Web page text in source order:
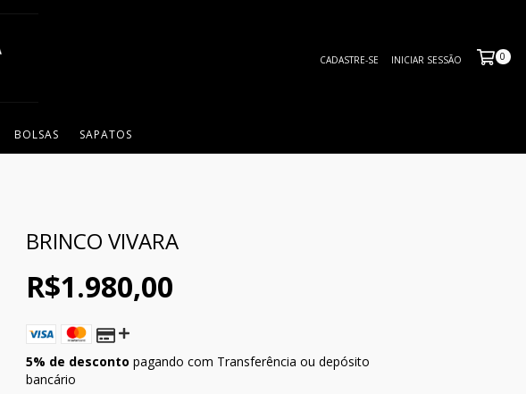
CADASTRE-SE INICIAR SESSÃO 0
BOLSAS SAPATOS
BRINCO VIVARA
R$1.980,00
5% de desconto pagando com Transferência ou depósito
bancário